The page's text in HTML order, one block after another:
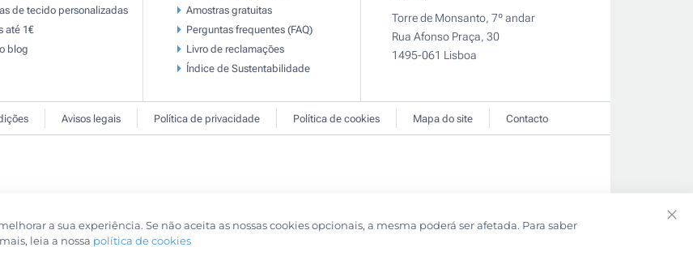
de tecido personalizadas
até 1€
blog
Amostras gratuitas
Perguntas frequentes (FAQ)
Livro de reclamaçōes
Índice de Sustentabilidade
Torre de Monsanto, 7º andar
Rua Afonso Praça, 30
1495-061 Lisboa
Avisos legais Política de privacidade Política de cookies Mapa do site Contacto
a sua experiência. Se não aceita as nossas cookies opcionais, a mesma poderá ser afetada. Para saber
mais, leia a nossa política de cookies